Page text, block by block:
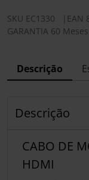
SKU EC1330 EAN
GARANTIA 60 Meses
Descrição
Descrição
CABO DE
HDMI